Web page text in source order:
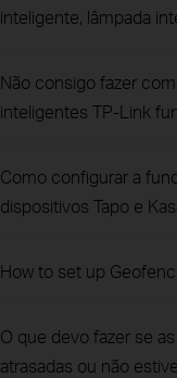
inteligente, lâmpada
Não consigo fazer
inteligentes TP-Link
Como configurar a
dispositivos Tapo e
How to set up
O que devo fazer se
atrasadas ou não